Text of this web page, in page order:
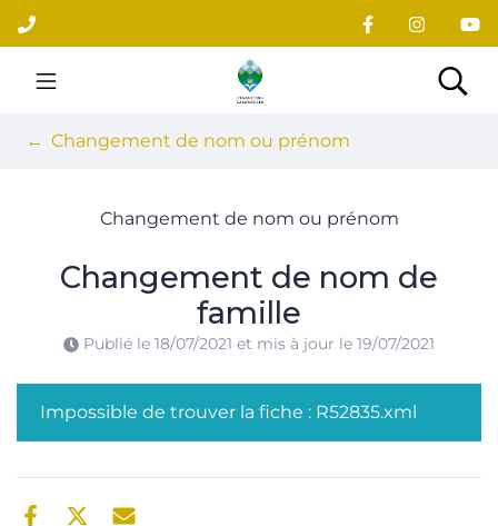
Aller
au
contenu
Site officiel du village
Changement de nom ou prénom
Changement de nom ou prénom
Changement de nom de
famille
Publié le 18/07/2021 et mis à jour le 19/07/2021
Impossible de trouver la fiche : R52835.xml